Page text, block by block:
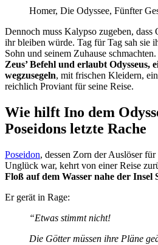
Homer, Die Odyssee, Fünfter
Dennoch muss Kalypso zugeben,
ihr bleiben würde. Tag für Tag sah sie
Sohn und seinem Zuhause
Zeus’ Befehl und erlaubt Odysseus,
wegzusegeln, mit frischen Kleidern,
reichlich Proviant für seine Reise.
Wie hilft Ino dem
Poseidons letzte Rache
Poseidon, dessen Zorn der Auslöser für
Unglück war, kehrt von einer Reise
Floß auf dem Wasser nahe der Insel
Er gerät in Rage:
“Etwas stimmt nicht!
Die Götter müssen ihre Pläne